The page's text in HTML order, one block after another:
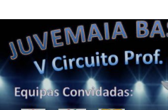
LIGA BETCLIC FEMININA